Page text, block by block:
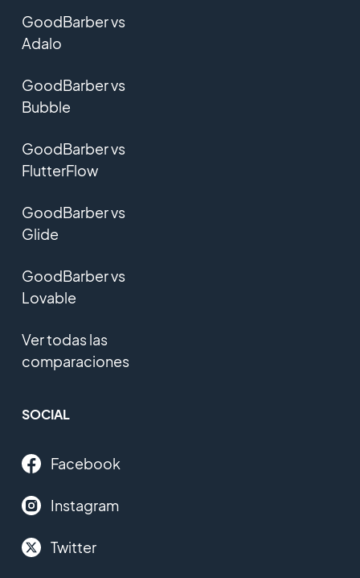
GoodBarber vs
Adalo
GoodBarber vs
Bubble
GoodBarber vs
FlutterFlow
GoodBarber vs
Glide
GoodBarber vs
Lovable
Ver todas las
comparaciones
SOCIAL
Facebook
Instagram
Twitter